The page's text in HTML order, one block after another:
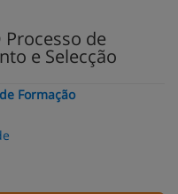
Processo de
e Selecção
Formação